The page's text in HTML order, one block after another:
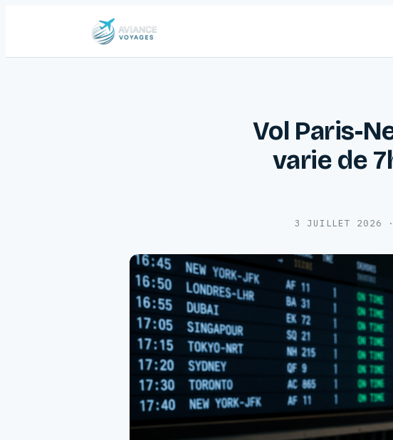
Vol Paris-
varie de
3 JUILLET 2026 ·